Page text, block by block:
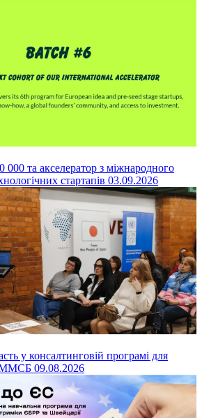
000 та акселератор з міжнародного
стартапів 03.09.2026
у консалтинговій програмі для
ММСБ 09.08.2026